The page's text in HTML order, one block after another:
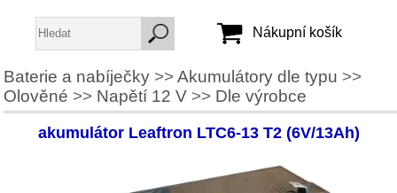
Jméno:
Heslo:
Vytvořit účet
Nákupní košík
Baterie a nabíječky>>Akumulátory dle typu >>
Olověné >> Napětí 12 V>> Dle výrobce
akumulátor Leaftron LTC6-13 T2 (6V/13Ah)